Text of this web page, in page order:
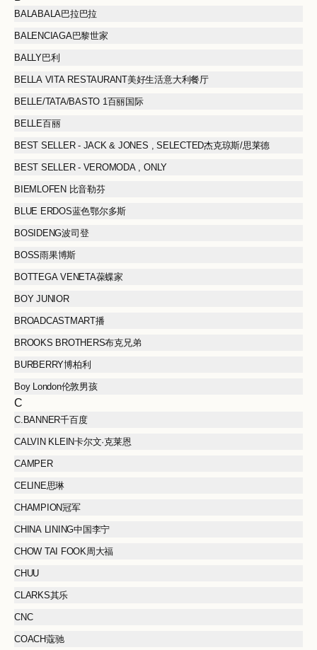
BALABALA巴拉巴拉
BALENCIAGA巴黎世家
BALLY巴利
BELLA VITA RESTAURANT美好生活意大利餐厅
BELLE/TATA/BASTO 1百丽国际
BELLE百丽
BEST SELLER - JACK & JONES , SELECTED杰克琼斯/思莱德
BEST SELLER - VEROMODA , ONLY
BIEMLOFEN 比音勒芬
BLUE ERDOS蓝色鄂尔多斯
BOSIDENG波司登
BOSS雨果博斯
BOTTEGA VENETA葆蝶家
BOY JUNIOR
BROADCASTMART播
BROOKS BROTHERS布克兄弟
BURBERRY博柏利
Boy London伦敦男孩
C
C.BANNER千百度
CALVIN KLEIN卡尔文·克莱恩
CAMPER
CELINE思琳
CHAMPION冠军
CHINA LINING中国李宁
CHOW TAI FOOK周大福
CHUU
CLARKS其乐
CNC
COACH蔻驰